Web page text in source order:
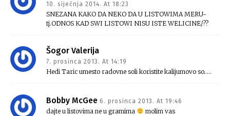
10. siječnja 2014. At 18:23
SNEZANA KAKO DA NEKO DA U LISTOWIMA MERU-
tj.ODNOS KAD SWI LISTOWI NISU ISTE WELICINE/??
Šogor Valerija
7. prosinca 2013. At 14:19
Hedi Taric umesto radovne soli koristite kalijumovo so…..
Bobby McGee 6. prosinca 2013. At 19:46
dajte u listovima ne u gramima molim vas